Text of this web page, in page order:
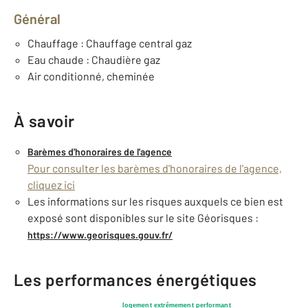
Général
Chauffage : Chauffage central gaz
Eau chaude : Chaudière gaz
Air conditionné, cheminée
À savoir
Barèmes d'honoraires de l'agence
Pour consulter les barèmes d'honoraires de l'agence,
cliquez ici
Les informations sur les risques auxquels ce bien est
exposé sont disponibles sur le site Géorisques :
https://www.georisques.gouv.fr/
Les performances énergétiques
logement extrêmement performant